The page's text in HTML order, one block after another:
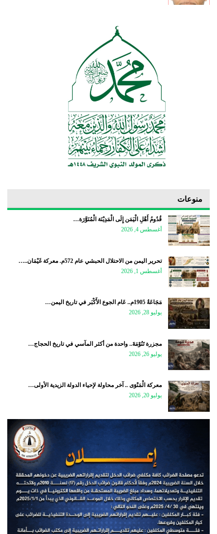
منوعات
قُدُومُ أَهْلِ الْيَمَن إِلَى الْمَدِيْنَة الْمُنَوَّرَة…
أغسطس 4, 2026
تحرير اليمن من الاحتلال الحبشي عام 572م. معركة غَيْمَان..…
أغسطس 1, 2026
مَجَاعَةُ 1905م.. عَام الجوع الأَكْبَر في تاريخ اليمن…
يوليو 28, 2026
مجزرة تَنُوْمَةَ.. واحدة من أكثر المآسي في تاريخ الحجاج…
يوليو 26, 2026
معركة الْمَنْوَى .. آخر محاولة لإحياء الدولة الزيدية الأولى…
يوليو 20, 2026